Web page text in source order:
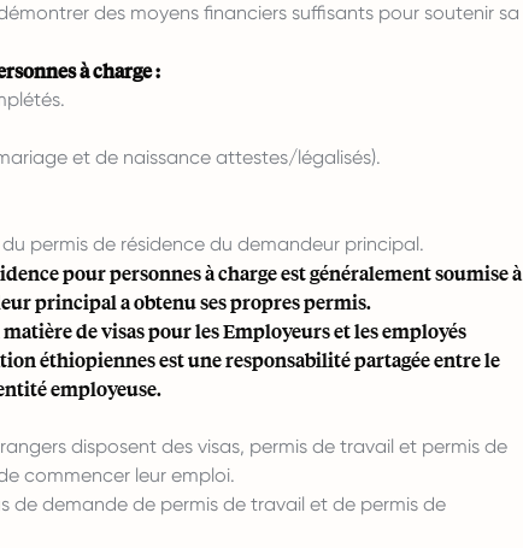
des moyens financiers suffisants pour soutenir sa
à charge :
et de naissance attestes/légalisés).
permis de résidence du demandeur principal.
pour personnes à charge est généralement soumise à
principal a obtenu ses propres permis.
de visas pour les Employeurs et les employés
éthiopiennes est une responsabilité partagée entre le
employeuse.
disposent des visas, permis de travail et permis de
commencer leur emploi.
de demande de permis de travail et de permis de